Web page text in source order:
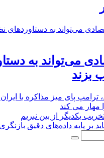
می‌تواند به
بزند